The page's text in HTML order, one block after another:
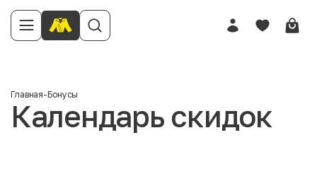
Главная-Бонусы
Календарь скидок